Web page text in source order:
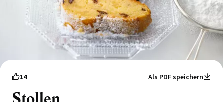
14 Als PDF speichern